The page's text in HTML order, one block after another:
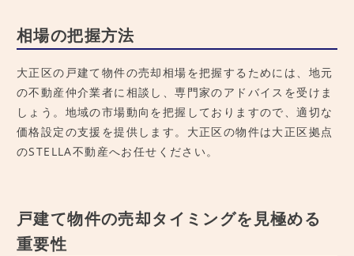
相場の把握方法
大正区の戸建て物件の売却相場を把握するためには、地元
の不動産仲介業者に相談し、専門家のアドバイスを受けま
しょう。地域の市場動向を把握しておりますので、適切な
価格設定の支援を提供します。大正区の物件は大正区拠点
のSTELLA不動産へお任せください。
戸建て物件の売却タイミングを見極める
重要性